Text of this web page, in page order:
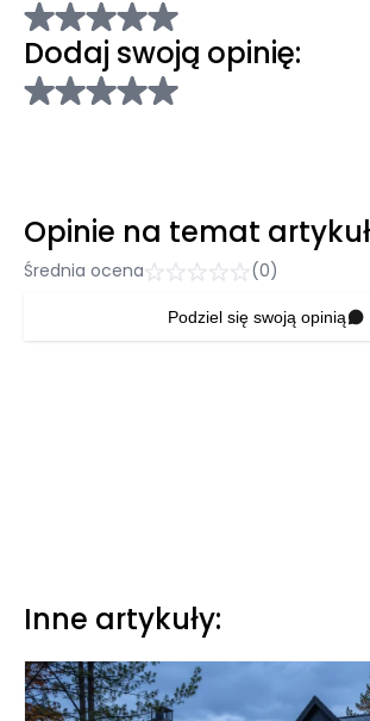
Dodaj swoją opinię:
Opinie na temat
Średnia ocena (0)
Podziel się swoją opinią
Inne artykuły: